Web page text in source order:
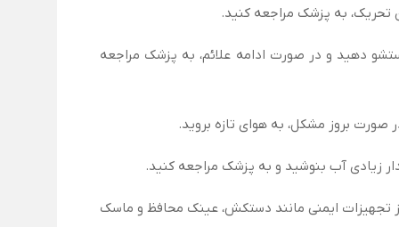
به پزشک مراجعه کنید.
به مدت حداقل ۱۵ دقیقه با مقدار زیادی آب شستشو دهید و در صورت ادامه علائم، به پزشک مراجعه
بروز مشکل، به هوای تازه بروید.
زیادی آب بنوشید و به پزشک مراجعه کنید.
تجهیزات ایمنی مانند دستکش، عینک محافظ و ماسک